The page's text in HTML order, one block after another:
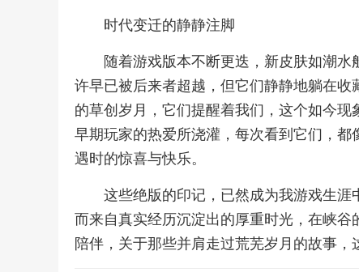
时代变迁的静静注脚
随着游戏版本不断更迭，新皮肤如潮
许早已被后来者超越，但它们静静地躺在
的草创岁月，它们提醒着我们，这个如今
早期玩家的热爱所浇灌，每次看到它们，
遇时的惊喜与快乐。
这些绝版的印记，已然成为我游戏生涯
而来自真实经历沉淀出的厚重时光，在峡
陪伴，关于那些并肩走过荒芜岁月的故事，